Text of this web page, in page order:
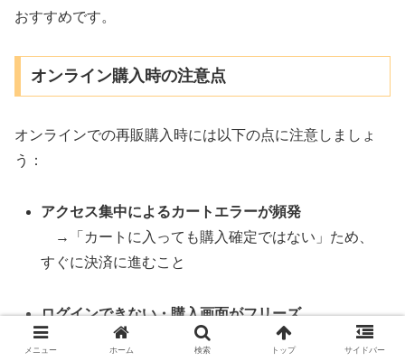
おすすめです。
オンライン購入時の注意点
オンラインでの再販購入時には以下の点に注意しましょ
う：
アクセス集中によるカートエラーが頻発
→「カートに入っても購入確定ではない」ため、
すぐに決済に進むこと
ログインできない・購入画面がフリーズ
→PC・スマホ・タブレットの3端末でアクセスし
メニュー ホーム 検索 トップ サイドバー